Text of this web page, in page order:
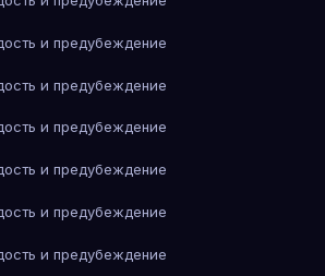
и предубеждение
и предубеждение
и предубеждение
и предубеждение
и предубеждение
и предубеждение